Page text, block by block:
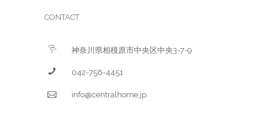
CONTACT
神奈川県相模原市中央区中央3-7-9
042-756-4451
info@centralhome.jp